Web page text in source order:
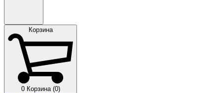
Корзина
0 Корзина (0)